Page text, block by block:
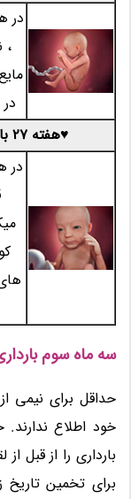
در
،
♥هفته 27 بارداری - هفته بیست و هفتم بارداری
در
سه ماه سوم
حداقل برای نیمی
خود اطلاع
بارداری را از قبل
برای تخمین تاریخ